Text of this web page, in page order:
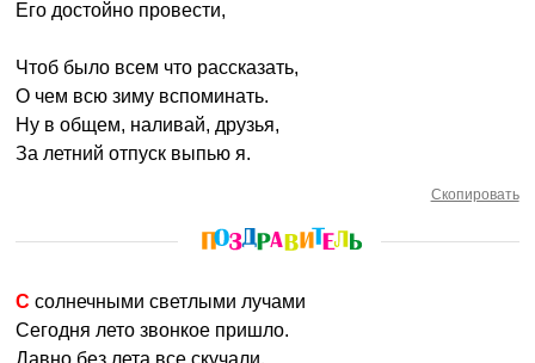
Его достойно провести,
Чтоб было всем что рассказать,
О чем всю зиму вспоминать.
Ну в общем, наливай, друзья,
За летний отпуск выпью я.
Скопировать
С солнечными светлыми лучами
Сегодня лето звонкое пришло.
Давно без лета все скучали,